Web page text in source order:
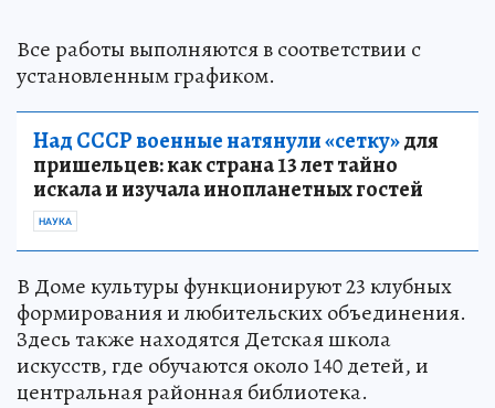
Все работы выполняются в соответствии с
установленным графиком.
Над СССР военные натянули «сетку»для
пришельцев: как страна 13 лет тайно
искала и изучала инопланетных гостей
НАУКА
В Доме культуры функционируют 23 клубных
формирования и любительских объединения.
Здесь также находятся Детская школа
искусств, где обучаются около 140 детей, и
центральная районная библиотека.